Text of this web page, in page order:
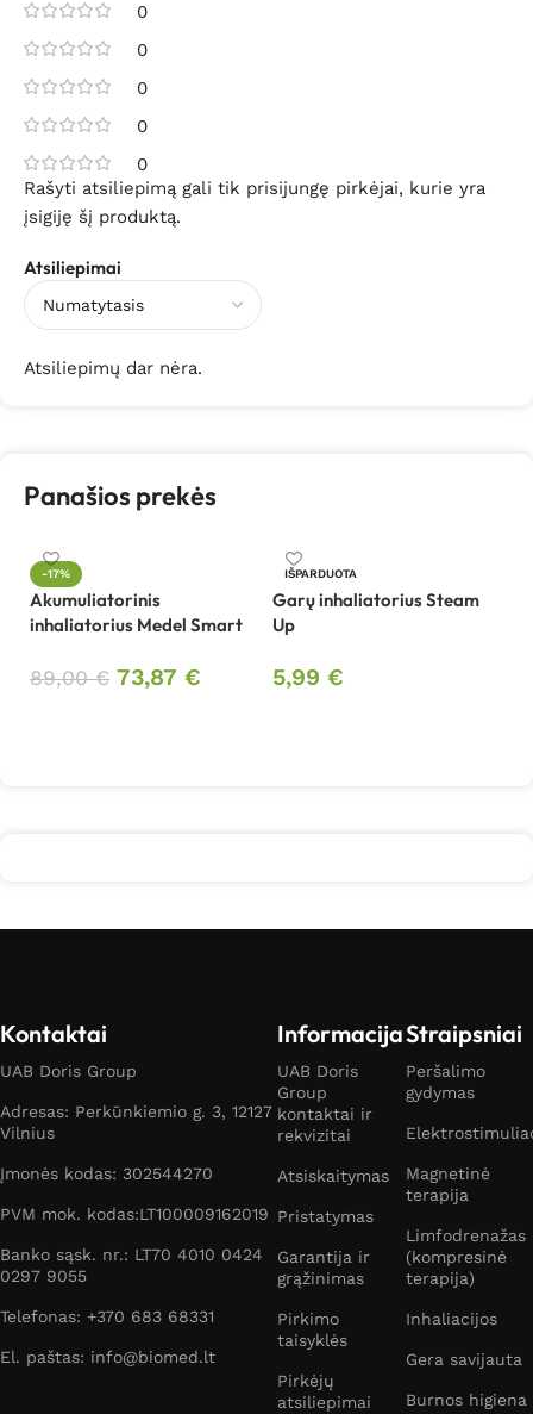
0
0
0
0
0
Atsiliepimai
Atsiliepimų dar nėra.
Rašyti atsiliepimą gali tik prisijungę pirkėjai, kurie yra
įsigiję šį produktą.
Panašios prekės
-17%
Akumuliatorinis
inhaliatorius Medel Smart
89,00€ 73,87 €
IŠPARDUOTA
Garų inhaliatorius Steam
Up
5,99 €
Kontaktai
UAB Doris Group
Adresas: Perkūnkiemio g. 3, 12127
Vilnius
Įmonės kodas: 302544270
PVM mok. kodas:LT100009162019
Banko sąsk. nr.: LT70 4010 0424
0297 9055
Telefonas: +370 683 68331
El. paštas: info@biomed.lt
Informacija
UAB Doris
Group
kontaktai ir
rekvizitai
Atsiskaitymas
Pristatymas
Garantija ir
grąžinimas
Pirkimo
taisyklės
Pirkėjų
atsiliepimai
Straipsniai
Peršalimo
gydymas
Magnetinė
terapija
Limfodrenažas
(kompresinė
terapija)
Inhaliacijos
Gera savijauta
Burnos higiena